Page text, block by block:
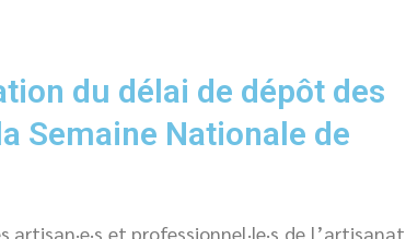
du délai de dépôt des
Semaine Nationale de
et professionnel·le·s de l’artisanat